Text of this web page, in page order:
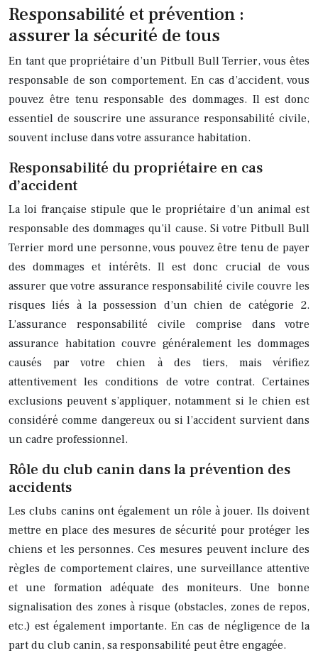
Responsabilité et prévention :
assurer la sécurité de tous
En tant que propriétaire d’un Pitbull Bull Terrier, vous êtes
responsable de son comportement. En cas d’accident, vous
pouvez être tenu responsable des dommages. Il est donc
essentiel de souscrire une assurance responsabilité civile,
souvent incluse dans votre assurance habitation.
Responsabilité du propriétaire en cas
d’accident
La loi française stipule que le propriétaire d’un animal est
responsable des dommages qu’il cause. Si votre Pitbull Bull
Terrier mord une personne, vous pouvez être tenu de payer
des dommages et intérêts. Il est donc crucial de vous
assurer que votre assurance responsabilité civile couvre les
risques liés à la possession d’un chien de catégorie 2.
L’assurance responsabilité civile comprise dans votre
assurance habitation couvre généralement les dommages
causés par votre chien à des tiers, mais vérifiez
attentivement les conditions de votre contrat. Certaines
exclusions peuvent s’appliquer, notamment si le chien est
considéré comme dangereux ou si l’accident survient dans
un cadre professionnel.
Rôle du club canin dans la prévention des
accidents
Les clubs canins ont également un rôle à jouer. Ils doivent
mettre en place des mesures de sécurité pour protéger les
chiens et les personnes. Ces mesures peuvent inclure des
règles de comportement claires, une surveillance attentive
et une formation adéquate des moniteurs. Une bonne
signalisation des zones à risque (obstacles, zones de repos,
etc.) est également importante. En cas de négligence de la
part du club canin, sa responsabilité peut être engagée.